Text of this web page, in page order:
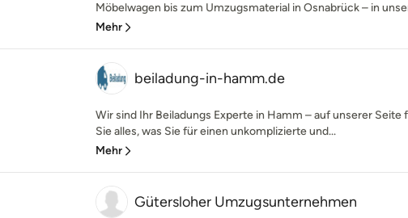
Möbelwagen bis zum Umzugsmaterial in Osnabrück – in
Mehr
beiladung-in-hamm.de
Wir sind Ihr Beiladungs Experte in Hamm – auf unserer Seite
Sie alles, was Sie für einen unkomplizierte und...
Mehr
Gütersloher Umzugsunternehmen